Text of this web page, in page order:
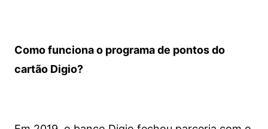
Como funciona o programa de pontos do
cartão Digio?